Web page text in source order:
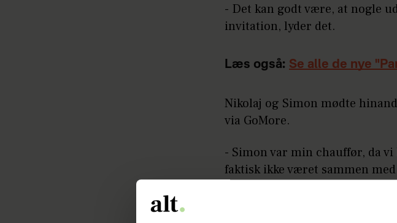
- Det kan godt være, at nogle
invitation, lyder det.
Læs også: Se alle de nye
Nikolaj og Simon mødte
via GoMore.
- Simon var min chauffør, da
faktisk ikke været sammen